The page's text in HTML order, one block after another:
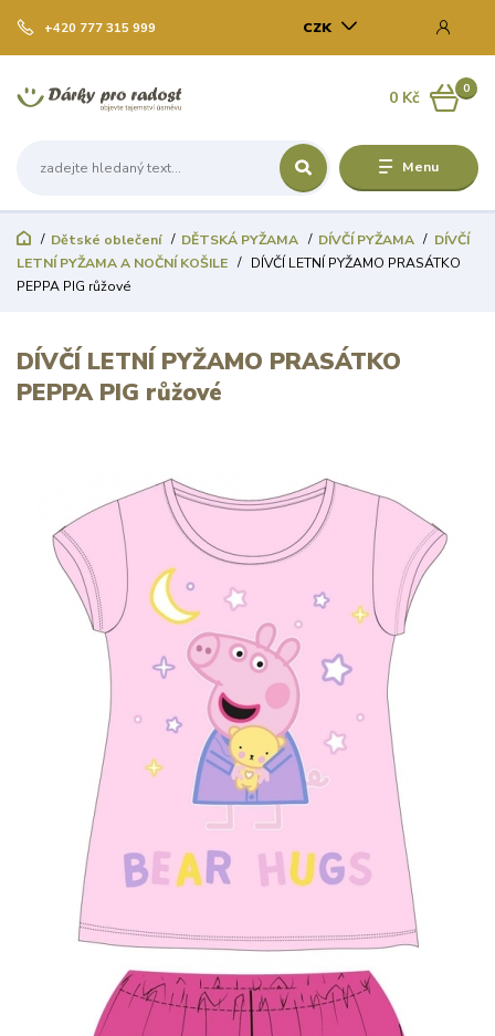
Menu
CZK
+420 777 315 999
0
0 Kč
Dětské oblečení DĚTSKÁ PYŽAMA DÍVČÍ PYŽAMA
DÍVČÍ
LETNÍ PYŽAMA A NOČNÍ KOŠILE
DÍVČÍ LETNÍ PYŽAMO PRASÁTKO
PEPPA PIG růžové
DÍVČÍ LETNÍ PYŽAMO PRASÁTKO
PEPPA PIG růžové